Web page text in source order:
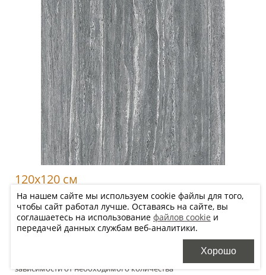
120x120 см
EY08 SP SQ
10 550р/м2
Цена будет уточнена менеджером после оформления заказа в
зависимости от необходимого количества
На нашем сайте мы используем cookie файлы для того,
чтобы сайт работал лучше. Оставаясь на сайте, вы
соглашаетесь на использование файлов cookie и
передачей данных службам веб-аналитики.
Хорошо